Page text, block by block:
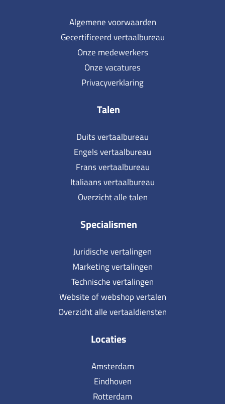
Algemene voorwaarden
Gecertificeerd vertaalbureau
Onze medewerkers
Onze vacatures
Privacyverklaring
Talen
Duits vertaalbureau
Engels vertaalbureau
Frans vertaalbureau
Italiaans vertaalbureau
Overzicht alle talen
Specialismen
Juridische vertalingen
Marketing vertalingen
Technische vertalingen
Website of webshop vertalen
Overzicht alle vertaaldiensten
Locaties
Amsterdam
Eindhoven
Rotterdam